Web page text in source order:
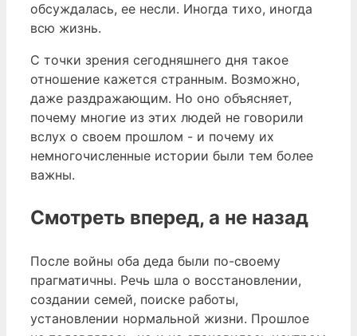
обсуждалась, ее несли. Иногда тихо, иногда
всю жизнь.
С точки зрения сегодняшнего дня такое
отношение кажется странным. Возможно,
даже раздражающим. Но оно объясняет,
почему многие из этих людей не говорили
вслух о своем прошлом - и почему их
немногочисленные истории были тем более
важны.
Смотреть вперед, а не назад
После войны оба деда были по-своему
прагматичны. Речь шла о восстановлении,
создании семей, поиске работы,
установлении нормальной жизни. Прошлое